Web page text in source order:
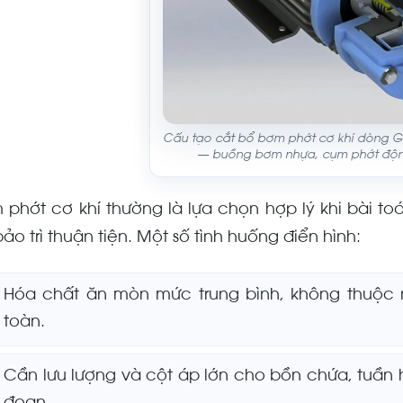
Cấu tạo cắt bổ bơm phớt cơ khí dòng
— buồng bơm nhựa, cụm phớt
phớt cơ khí thường là lựa chọn hợp lý khi bài
trì thuận tiện. Một số tình huống điển hình:
Hóa chất ăn mòn mức trung bình, không
toàn.
Cần lưu lượng và cột áp lớn cho bồn chứa,